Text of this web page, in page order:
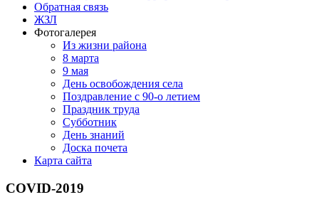
Обратная связь
ЖЗЛ
Фотогалерея
Из жизни района
8 марта
9 мая
День освобождения села
Поздравление с 90-о летием
Праздник труда
Субботник
День знаний
Доска почета
Карта сайта
COVID-2019